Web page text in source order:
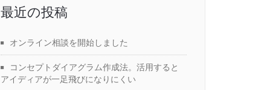
最近の投稿
オンライン相談を開始しました
コンセプトダイアグラム作成法。活用すると
アイディアが一足飛びになりにくい